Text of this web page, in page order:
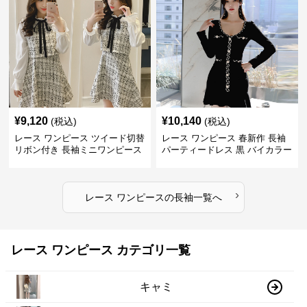
¥9,120 (税込)
レース ワンピース ツイード切替
リボン付き 長袖ミニワンピース
¥10,140 (税込)
レース ワンピース 春新作 長袖
パーティードレス 黒 バイカラー
レース ワンピースの長袖一覧へ ›
レース ワンピース カテゴリ一覧
キャミ